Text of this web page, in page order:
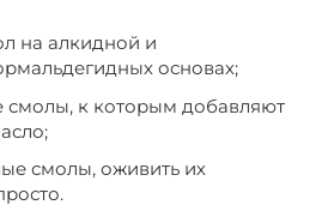
на алкидной и
основах;
смолы, к которым добавляют
смолы, оживить их